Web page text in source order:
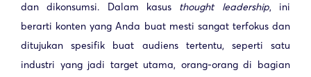
dan dikonsumsi. Dalam kasus thought leadership, ini
berarti konten yang Anda buat mesti sangat terfokus dan
ditujukan spesifik buat audiens tertentu, seperti satu
industri yang jadi target utama, orang-orang di bagian